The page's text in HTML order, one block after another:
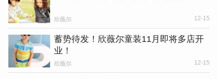
欣薇尔 12-15
蓄势待发！欣薇尔童装11月即将多店开
业！
欣薇尔 12-15